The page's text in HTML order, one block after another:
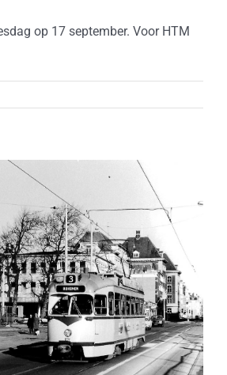
op 17 september. Voor HTM